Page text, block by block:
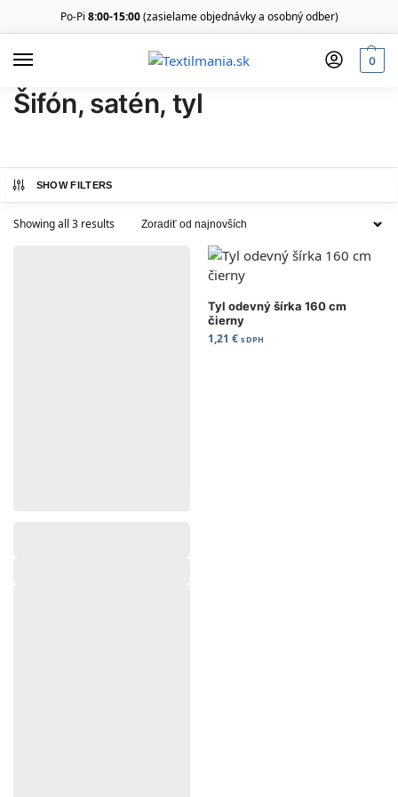
Po-Pi 8:00-15:00(zasielame objednávky a osobný odber)
0
Šifón, satén, tyl
SHOW FILTERS
Showing all 3 results
Tyl odevný šírka 160 cm
čierny
1,21 € s DPH